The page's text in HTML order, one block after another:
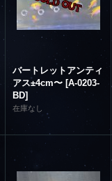
バートレットアンティ
アス±4cm〜 [A-0203-
BD]
在庫なし